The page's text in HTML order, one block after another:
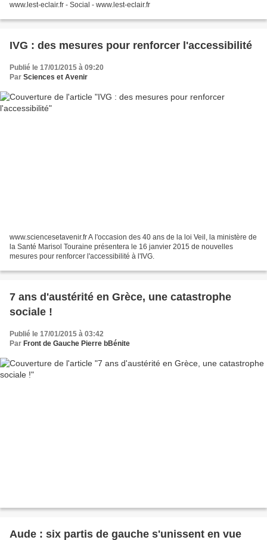
www.lest-eclair.fr - Social - www.lest-eclair.fr
IVG : des mesures pour renforcer l'accessibilité
Publié le 17/01/2015 à 09:20
Par Sciences et Avenir
www.sciencesetavenir.fr A l'occasion des 40 ans de la loi Veil, la ministère de
la Santé Marisol Touraine présentera le 16 janvier 2015 de nouvelles
mesures pour renforcer l'accessibilité à l'IVG.
7 ans d'austérité en Grèce, une catastrophe
sociale !
Publié le 17/01/2015 à 03:42
Par Front de Gauche Pierre bBénite
Aude : six partis de gauche s'unissent en vue